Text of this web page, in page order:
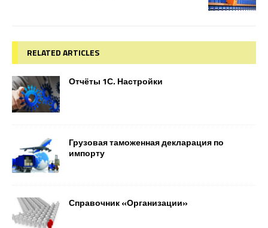
RELATED ARTICLES
Отчёты 1С. Настройки
Грузовая таможенная декларация по
импорту
Справочник «Организации»